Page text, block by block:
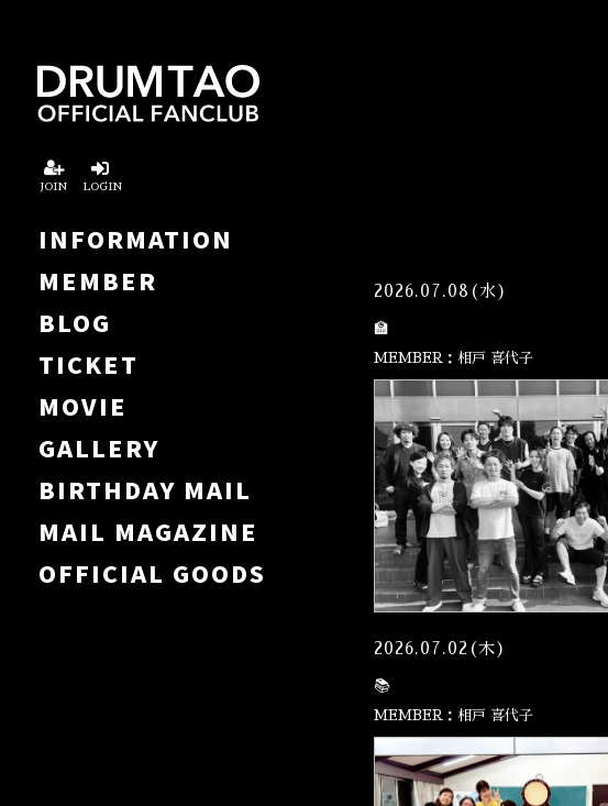
JOIN LOGIN
INFORMATION
MEMBER
BLOG
TICKET
MOVIE
GALLERY
BIRTHDAY MAIL
MAIL MAGAZINE
OFFICIAL GOODS
2026.07.08(水)
🏫
MEMBER：相戸 喜代子
2026.07.02(木)
📚
MEMBER：相戸 喜代子